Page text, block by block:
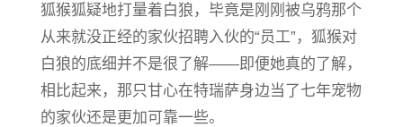
狐猴狐疑地打量着白狼，毕竟是刚刚被乌鸦那个
从来就没正经的家伙招聘入伙的“员工”，狐猴对
白狼的底细并不是很了解——即便她真的了解，
相比起来，那只甘心在特瑞萨身边当了七年宠物
的家伙还是更加可靠一些。